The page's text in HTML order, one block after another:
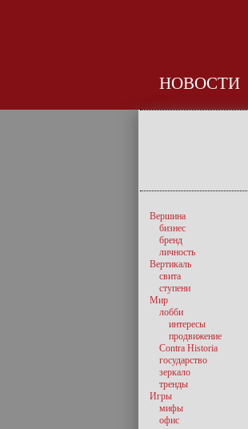
НОВОСТИ
Вершина
бизнес
бренд
личность
Вертикаль
свита
ступени
Мир
лобби
интересы
продвижение
Contra Historia
государство
зеркало
тренды
Игры
мифы
офис